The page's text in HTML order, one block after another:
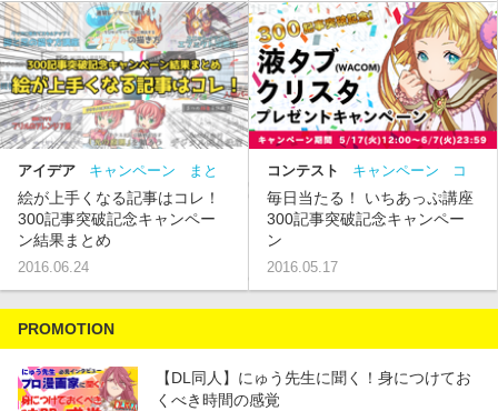
アイデア キャンペーン
まと
め
コラム
絵が上手くなる記事はコレ！
300記事突破記念キャンペー
ン結果まとめ
2016.06.24
コンテスト キャンペーン
コ
ラム
毎日当たる！ いちあっぷ講座
300記事突破記念キャンペー
ン
2016.05.17
PROMOTION
【DL同人】にゅう先生に聞く！身につけてお
くべき時間の感覚